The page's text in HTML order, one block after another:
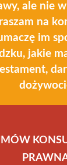
ale nie
na
im
jakie